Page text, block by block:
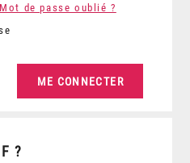
Mot de passe oublié ?
?